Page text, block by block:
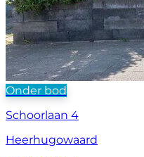
Onder bod
Schoorlaan 4
Heerhugowaard